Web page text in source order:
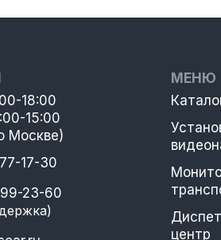
18:00
15:00
Москве)
17-30
23-60
МЕНЮ
центр